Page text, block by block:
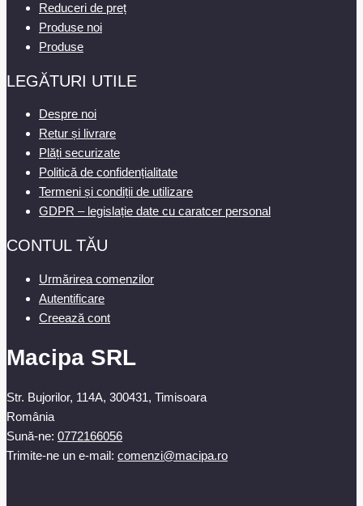
Reduceri de preț
Produse noi
Produse
LEGĂTURI UTILE
Despre noi
Retur și livrare
Plăți securizate
Politică de confidențialitate
Termeni și condiții de utilizare
GDPR – legislație date cu caratcer personal
CONTUL TĂU
Urmărirea comenzilor
Autentificare
Creează cont
Macipa SRL
Str. Bujorilor, 114A, 300431, Timisoara
România
Sună-ne: 0772166056
Trimite-ne un e-mail: comenzi@macipa.ro